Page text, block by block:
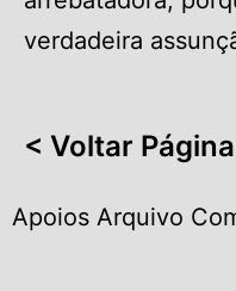
verdadeira
< Voltar
Apoios Arquivo